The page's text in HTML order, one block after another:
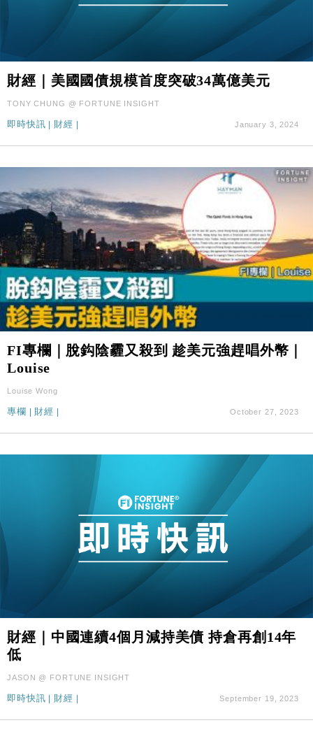
財經｜美國國債規模首度突破34萬億美元
TONY CHUNG @ FORTUNE INSIGHT
即時快訊 財經 January 3, 2024
FI專欄｜脫鈎陰霾又殺到 趁美元強趕唱外幣｜
Louise
Louise Wong
專欄 | 財經 | October 27, 2023
財經｜中國連續4個月減持美債 持倉再創14年
低
JASON @ FORTUNE INSIGHT
即時快訊 | 財經 | September 19, 2023